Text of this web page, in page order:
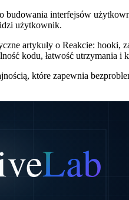
budowania interfejsów
użytkownik.
artykuły o Reakcie: hooki,
kodu, łatwość utrzymania i
które zapewnia